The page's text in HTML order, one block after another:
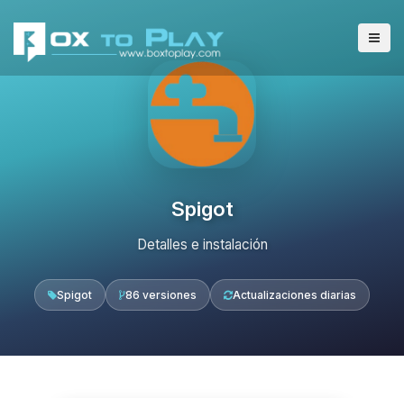
Spigot
Detalles e instalación
Spigot 86 versiones Actualizaciones diarias